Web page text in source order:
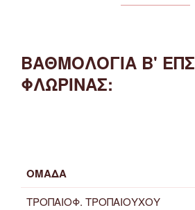
ΒΑΘΜΟΛΟΓΙΑ Β' ΕΠΣ
ΦΛΩΡΙΝΑΣ:
ΟΜΑΔΑ
ΤΡΟΠΑΙΟΦ. ΤΡΟΠΑΙΟΥΧΟΥ